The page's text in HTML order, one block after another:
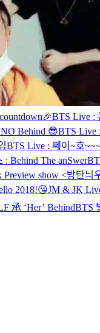
BTS Live :
Behind 😎BTS Live
BTS Live : 쩨이~호
Behind The anSwer
Preview show <방탄늬
2018!😘JM & JK
承 ‘Her’ BehindBTS